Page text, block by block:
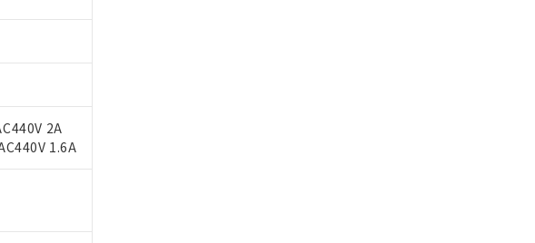
2A
1.6A
標準価格(税抜)を提供させていただ
商品もあることをご了承ください。
様担当のオムロン制御機器販売店・
洩または開示しないようお願いしま
は、I-Webメンバーズにご登録され
ンジル（BBP） 1000ppm以下、フタル酸ジブチ
ています。
す。
を示します。
ます。
める商品（以下｢規制貨物等」とい
はその他武器並びにこれらの製造装
の内容を当該第三者に通知します。
またはお客様担当のオムロン制御